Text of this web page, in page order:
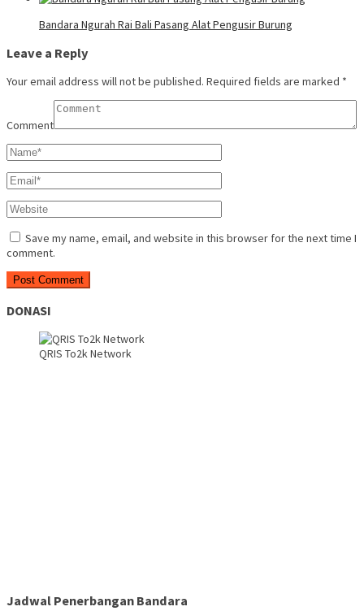
Bandara Ngurah Rai Bali Pasang Alat Pengusir Burung
Leave a Reply
Your email address will not be published. Required fields are marked *
Comment
Save my name, email, and website in this browser for the next time I
comment.
DONASI
QRIS To2k Network
Jadwal Penerbangan Bandara